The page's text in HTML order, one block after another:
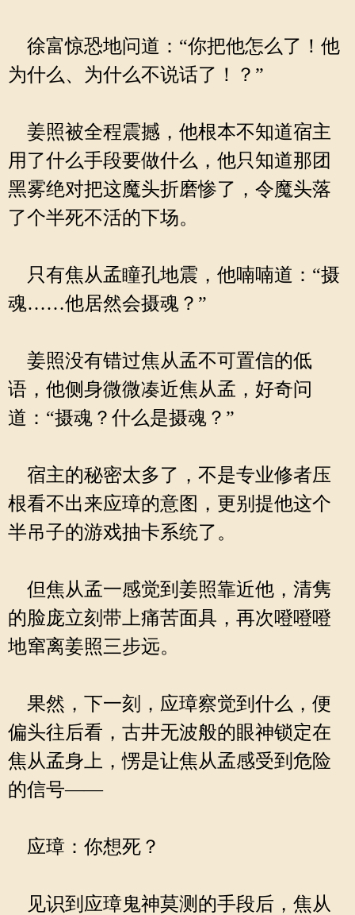
徐富惊恐地问道：“你把他怎么了！他
为什么、为什么不说话了！？”
姜照被全程震撼，他根本不知道宿主
用了什么手段要做什么，他只知道那团
黑雾绝对把这魔头折磨惨了，令魔头落
了个半死不活的下场。
只有焦从孟瞳孔地震，他喃喃道：“摄
魂……他居然会摄魂？”
姜照没有错过焦从孟不可置信的低
语，他侧身微微凑近焦从孟，好奇问
道：“摄魂？什么是摄魂？”
宿主的秘密太多了，不是专业修者压
根看不出来应璋的意图，更别提他这个
半吊子的游戏抽卡系统了。
但焦从孟一感觉到姜照靠近他，清隽
的脸庞立刻带上痛苦面具，再次噔噔噔
地窜离姜照三步远。
果然，下一刻，应璋察觉到什么，便
偏头往后看，古井无波般的眼神锁定在
焦从孟身上，愣是让焦从孟感受到危险
的信号——
应璋：你想死？
见识到应璋鬼神莫测的手段后，焦从